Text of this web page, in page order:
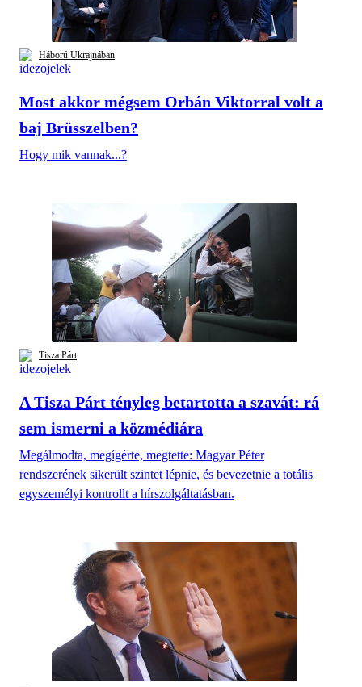
Háború Ukrajnában
Most akkor mégsem Orbán Viktorral volt a
baj Brüsszelben?
Hogy mik vannak...?
Tisza Párt
A Tisza Párt tényleg betartotta a szavát: rá
sem ismerni a közmédiára
Megálmodta, megígérte, megtette: Magyar Péter
rendszerének sikerült szintet lépnie, és bevezetnie a totális
egyszemélyi kontrollt a hírszolgáltatásban.